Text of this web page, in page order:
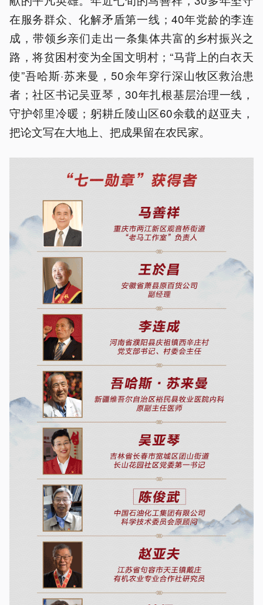
在服务群众、化解矛盾第一线；40年党龄的李连
成，带领乡亲们走出一条集体共富的乡村振兴之
路，将贫困村变为全国文明村；“马背上的白衣天
使”吾哈斯·苏来曼，50余年穿行深山牧区救治患
者；社区书记吴亚琴，30年扎根基层治理一线，
守护邻里冷暖；躬耕丘陵山区60余载的赵亚夫，
把论文写在大地上、把成果留在农民家。